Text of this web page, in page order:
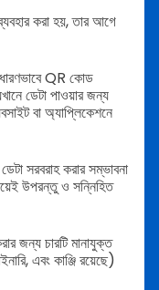
করা হয়, তার আগে
QR কোড
ডেটা পাওয়ার জন্য
বা অ্যাপ্লিকেশনে
সরবরাহ করার সম্ভাবনা
উপরন্তু ও সন্নিহিত
জন্য চারটি মানাযুক্ত
এবং কাঞ্জি রয়েছে)